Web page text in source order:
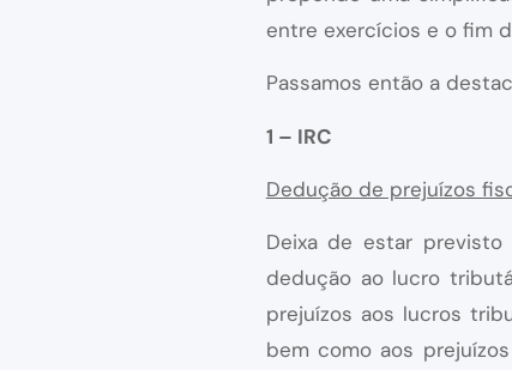
entre exercícios e o fim
Passamos então a
1 – IRC
Dedução de prejuízos
Deixa de estar
dedução ao lucro
prejuízos aos lucros
bem como aos